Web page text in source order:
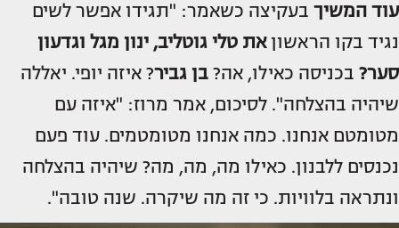
עוד המשיך בעקיצה כשאמר: "תגידו אפשר לשים
נגיד בקו הראשוןאת טלי גוטליב, ינון מגל וגדעון
סער? בכניסה כאילו, אה? בן גביר? איזה יופי. יאללה
שיהיה בהצלחה". לסיכום, אמר מרוז: "איזה עם
מטומטם אנחנו. כמה אנחנו מטומטמים. עוד פעם
נכנסים ללבנון. כאילו מה, מה, מה? שיהיה בהצלחה
ונתראה בלוויות. כי זה מה שיקרה. שנה טובה".